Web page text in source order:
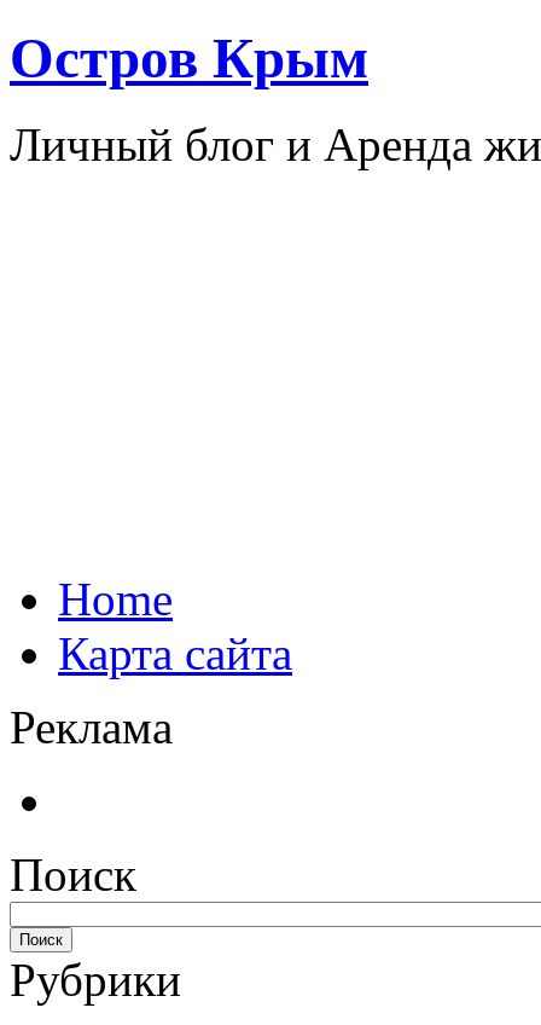
Остров Крым
Личный блог и Аренда
Home
Карта сайта
Реклама
Поиск
Рубрики